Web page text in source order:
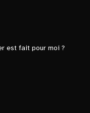
est fait pour moi ?